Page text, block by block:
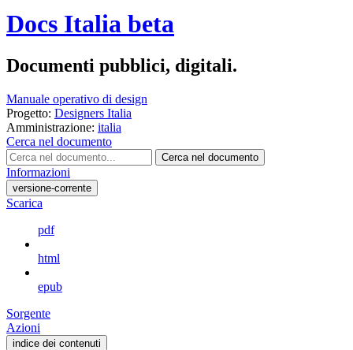
Docs Italia beta
Documenti pubblici, digitali.
Manuale operativo di design
Progetto: Designers Italia
Amministrazione: italia
Cerca nel documento
Cerca nel documento
Informazioni
versione-corrente
Scarica
pdf
html
epub
Sorgente
Azioni
indice dei contenuti